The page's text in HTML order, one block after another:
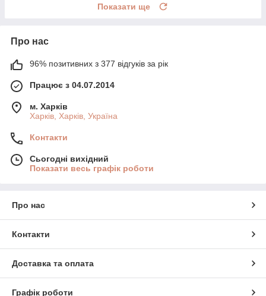
Показати ще
Про нас
96% позитивних з 377 відгуків за рік
Працює з 04.07.2014
м. Харків
Харків, Харків, Україна
Контакти
Сьогодні вихідний
Показати весь графік роботи
Про нас
Контакти
Доставка та оплата
Графік роботи